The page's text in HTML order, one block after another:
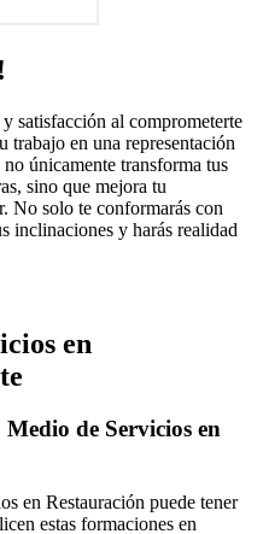
satisfacción al comprometerte
trabajo en una representación
únicamente transforma tus
sino que mejora tu
No solo te conformarás con
inclinaciones y harás realidad
en
de Servicios en
en Restauración puede tener
estas formaciones en